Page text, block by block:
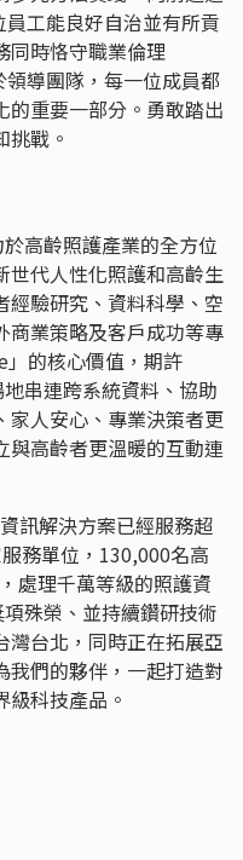
工能良好自治並有所貢
同時恪守職業倫理
導團隊，每一位成員都
的重要一部分。勇敢踏出
挑戰。
高齡照護產業的全方位
世代人性化照護和高齡生
經驗研究、資料科學、空
商業策略及客戶成功等專
」的核心價值，期許
串連跨系統資料、協助
家人安心、專業決策者更
與高齡者更溫暖的互動連
訊解決方案已經服務超
務單位，130,000名高
處理千萬等級的照護資
殊榮、並持續鑽研技術
灣台北，同時正在拓展亞
我們的夥伴，一起打造對
科技產品。